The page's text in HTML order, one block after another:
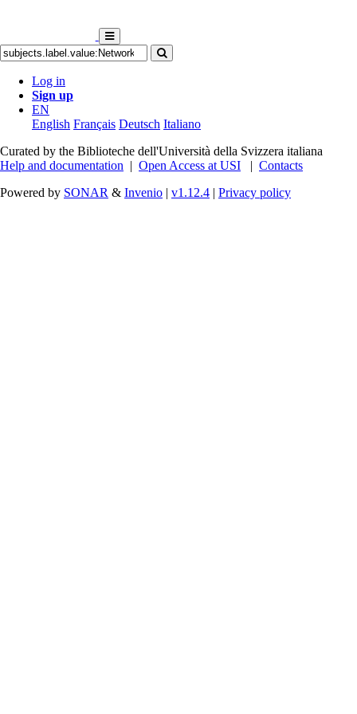
Log in
Sign up
EN
English Français Deutsch Italiano
Curated by the Biblioteche dell'Università della Svizzera italiana
Help and documentation | Open Access at USI | Contacts
Powered by SONAR & Invenio | v1.12.4 | Privacy policy